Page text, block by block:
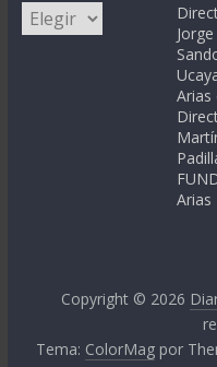
Categorías
Arias
Arias
Copyright © 2026
Tema: ColorMag por